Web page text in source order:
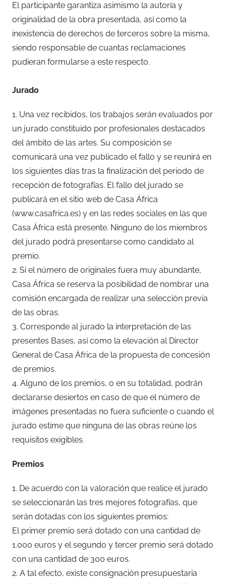
El participante garantiza asimismo la autoría y
originalidad de la obra presentada, así como la
inexistencia de derechos de terceros sobre la misma,
siendo responsable de cuantas reclamaciones
pudieran formularse a este respecto.
Jurado
1. Una vez recibidos, los trabajos serán evaluados por
un jurado constituido por profesionales destacados
del ámbito de las artes. Su composición se
comunicará una vez publicado el fallo y se reunirá en
los siguientes días tras la finalización del periodo de
recepción de fotografías. El fallo del jurado se
publicará en el sitio web de Casa África
(www.casafrica.es) y en las redes sociales en las que
Casa África está presente. Ninguno de los miembros
del jurado podrá presentarse como candidato al
premio.
2. Si el número de originales fuera muy abundante,
Casa África se reserva la posibilidad de nombrar una
comisión encargada de realizar una selección previa
de las obras.
3. Corresponde al jurado la interpretación de las
presentes Bases, así como la elevación al Director
General de Casa África de la propuesta de concesión
de premios.
4. Alguno de los premios, o en su totalidad, podrán
declararse desiertos en caso de que el número de
imágenes presentadas no fuera suficiente o cuando el
jurado estime que ninguna de las obras reúne los
requisitos exigibles.
Premios
1. De acuerdo con la valoración que realice el jurado
se seleccionarán las tres mejores fotografías, que
serán dotadas con los siguientes premios:
El primer premio será dotado con una cantidad de
1.000 euros y el segundo y tercer premio será dotado
con una cantidad de 300 euros.
2. A tal efecto, existe consignación presupuestaria